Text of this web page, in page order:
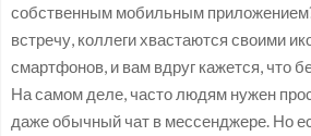
собственным мобильным
встречу, коллеги хвастаются своими
смартфонов, и вам вдруг кажется, что
На самом деле, часто людям нужен
даже обычный чат в мессенджере. Но